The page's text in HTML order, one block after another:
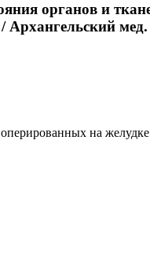
органов и
на